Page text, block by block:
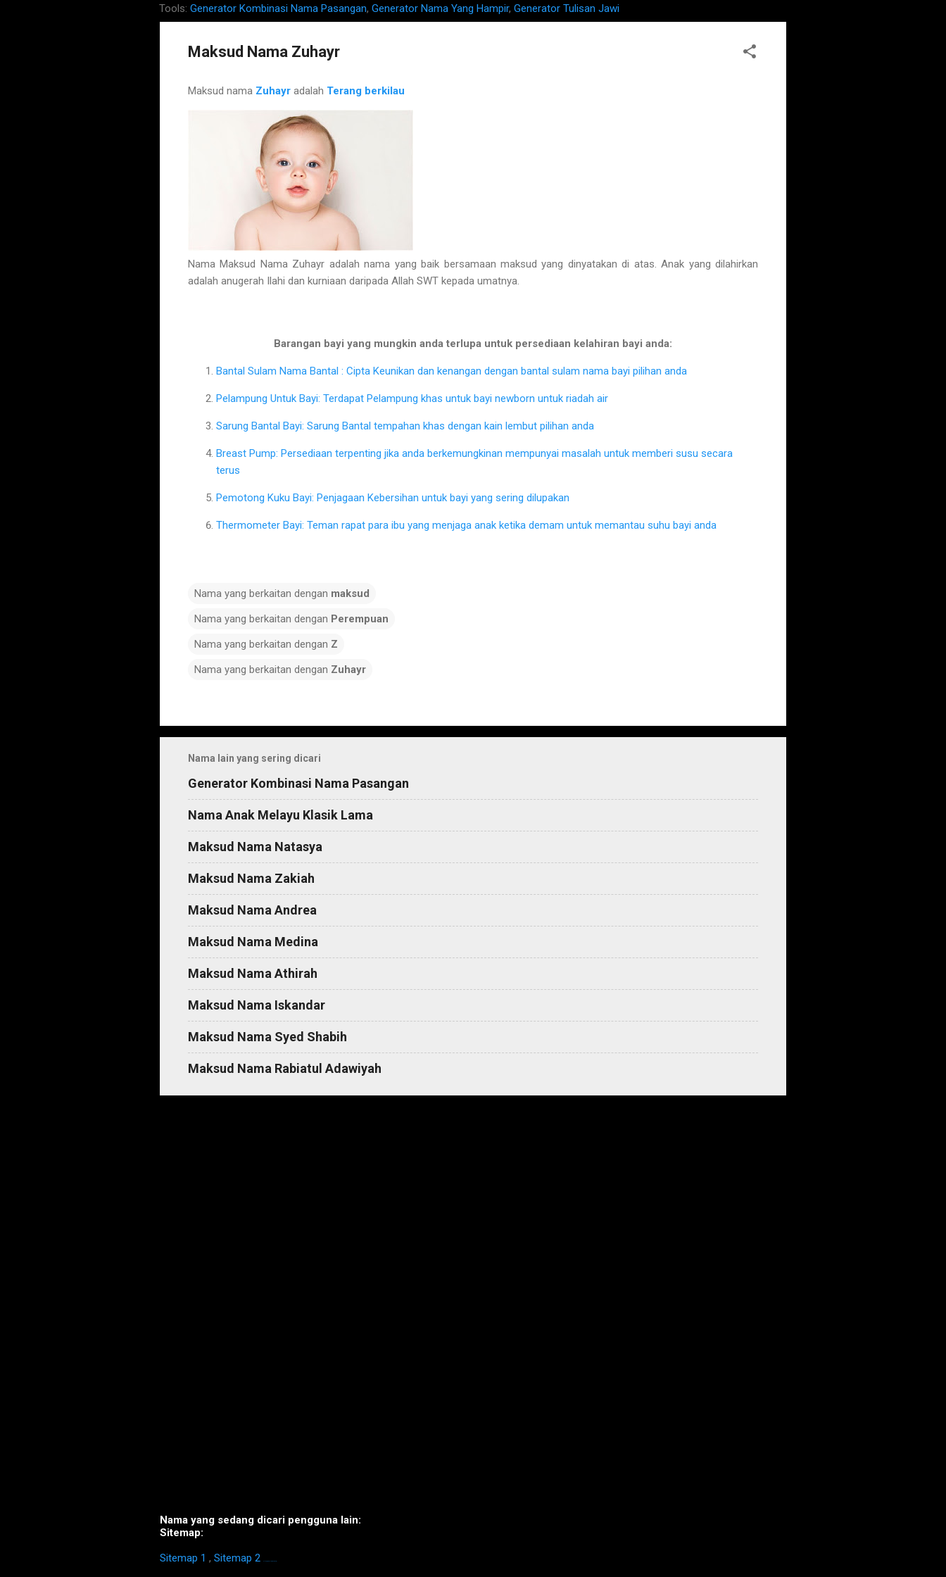
Tools: Generator Kombinasi Nama Pasangan, Generator Nama Yang Hampir, Generator Tulisan Jawi
Maksud Nama Zuhayr
Maksud nama Zuhayr adalah Terang berkilau
Nama Maksud Nama Zuhayr adalah nama yang baik bersamaan maksud yang dinyatakan di atas. Anak yang dilahirkan
adalah anugerah Ilahi dan kurniaan daripada Allah SWT kepada umatnya.
Barangan bayi yang mungkin anda terlupa untuk persediaan kelahiran bayi anda:
Bantal Sulam Nama Bantal : Cipta Keunikan dan kenangan dengan bantal sulam nama bayi pilihan anda
Pelampung Untuk Bayi: Terdapat Pelampung khas untuk bayi newborn untuk riadah air
Sarung Bantal Bayi: Sarung Bantal tempahan khas dengan kain lembut pilihan anda
Breast Pump: Persediaan terpenting jika anda berkemungkinan mempunyai masalah untuk memberi susu secara
terus
Pemotong Kuku Bayi: Penjagaan Kebersihan untuk bayi yang sering dilupakan
Thermometer Bayi: Teman rapat para ibu yang menjaga anak ketika demam untuk memantau suhu bayi anda
Nama yang berkaitan dengan maksud
Nama yang berkaitan dengan Perempuan
Nama yang berkaitan dengan Z
Nama yang berkaitan dengan Zuhayr
e
n
t
s
Nama lain yang sering dicari
Generator Kombinasi Nama Pasangan
Nama Anak Melayu Klasik Lama
Maksud Nama Natasya
Maksud Nama Zakiah
Maksud Nama Andrea
Maksud Nama Medina
Maksud Nama Athirah
Maksud Nama Iskandar
Maksud Nama Syed Shabih
Maksud Nama Rabiatul Adawiyah
Nama yang sedang dicari pengguna lain:
Sitemap:
Sitemap 1 , Sitemap 2